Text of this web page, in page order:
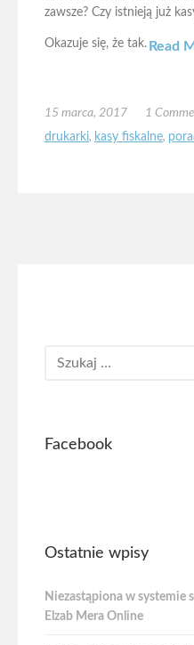
zawsze? Czy istnieją już
Okazuje się, że tak. Read
15 marca, 2017 1
drukarki, kasy fiskalne,
Facebook
Ostatnie wpisy
Niezastąpiona w systemie
Elzab Mera Online